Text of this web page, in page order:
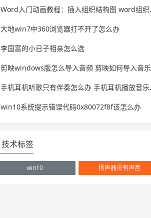
Word入门动画教程：插入组织结构图 word组织结构图怎么再添加
大地win7中360浏览器打不开了怎么办
李国富的小日子相亲怎么选
剪映windows版怎么导入音频 剪映如何导入音乐文件
手机耳机听歌只有伴奏怎么办 手机耳机播放音乐只有伴奏怎么解决
win10系统提示错误代码0x80072f8f该怎么办
技术标签
win10 扬声器没有声音